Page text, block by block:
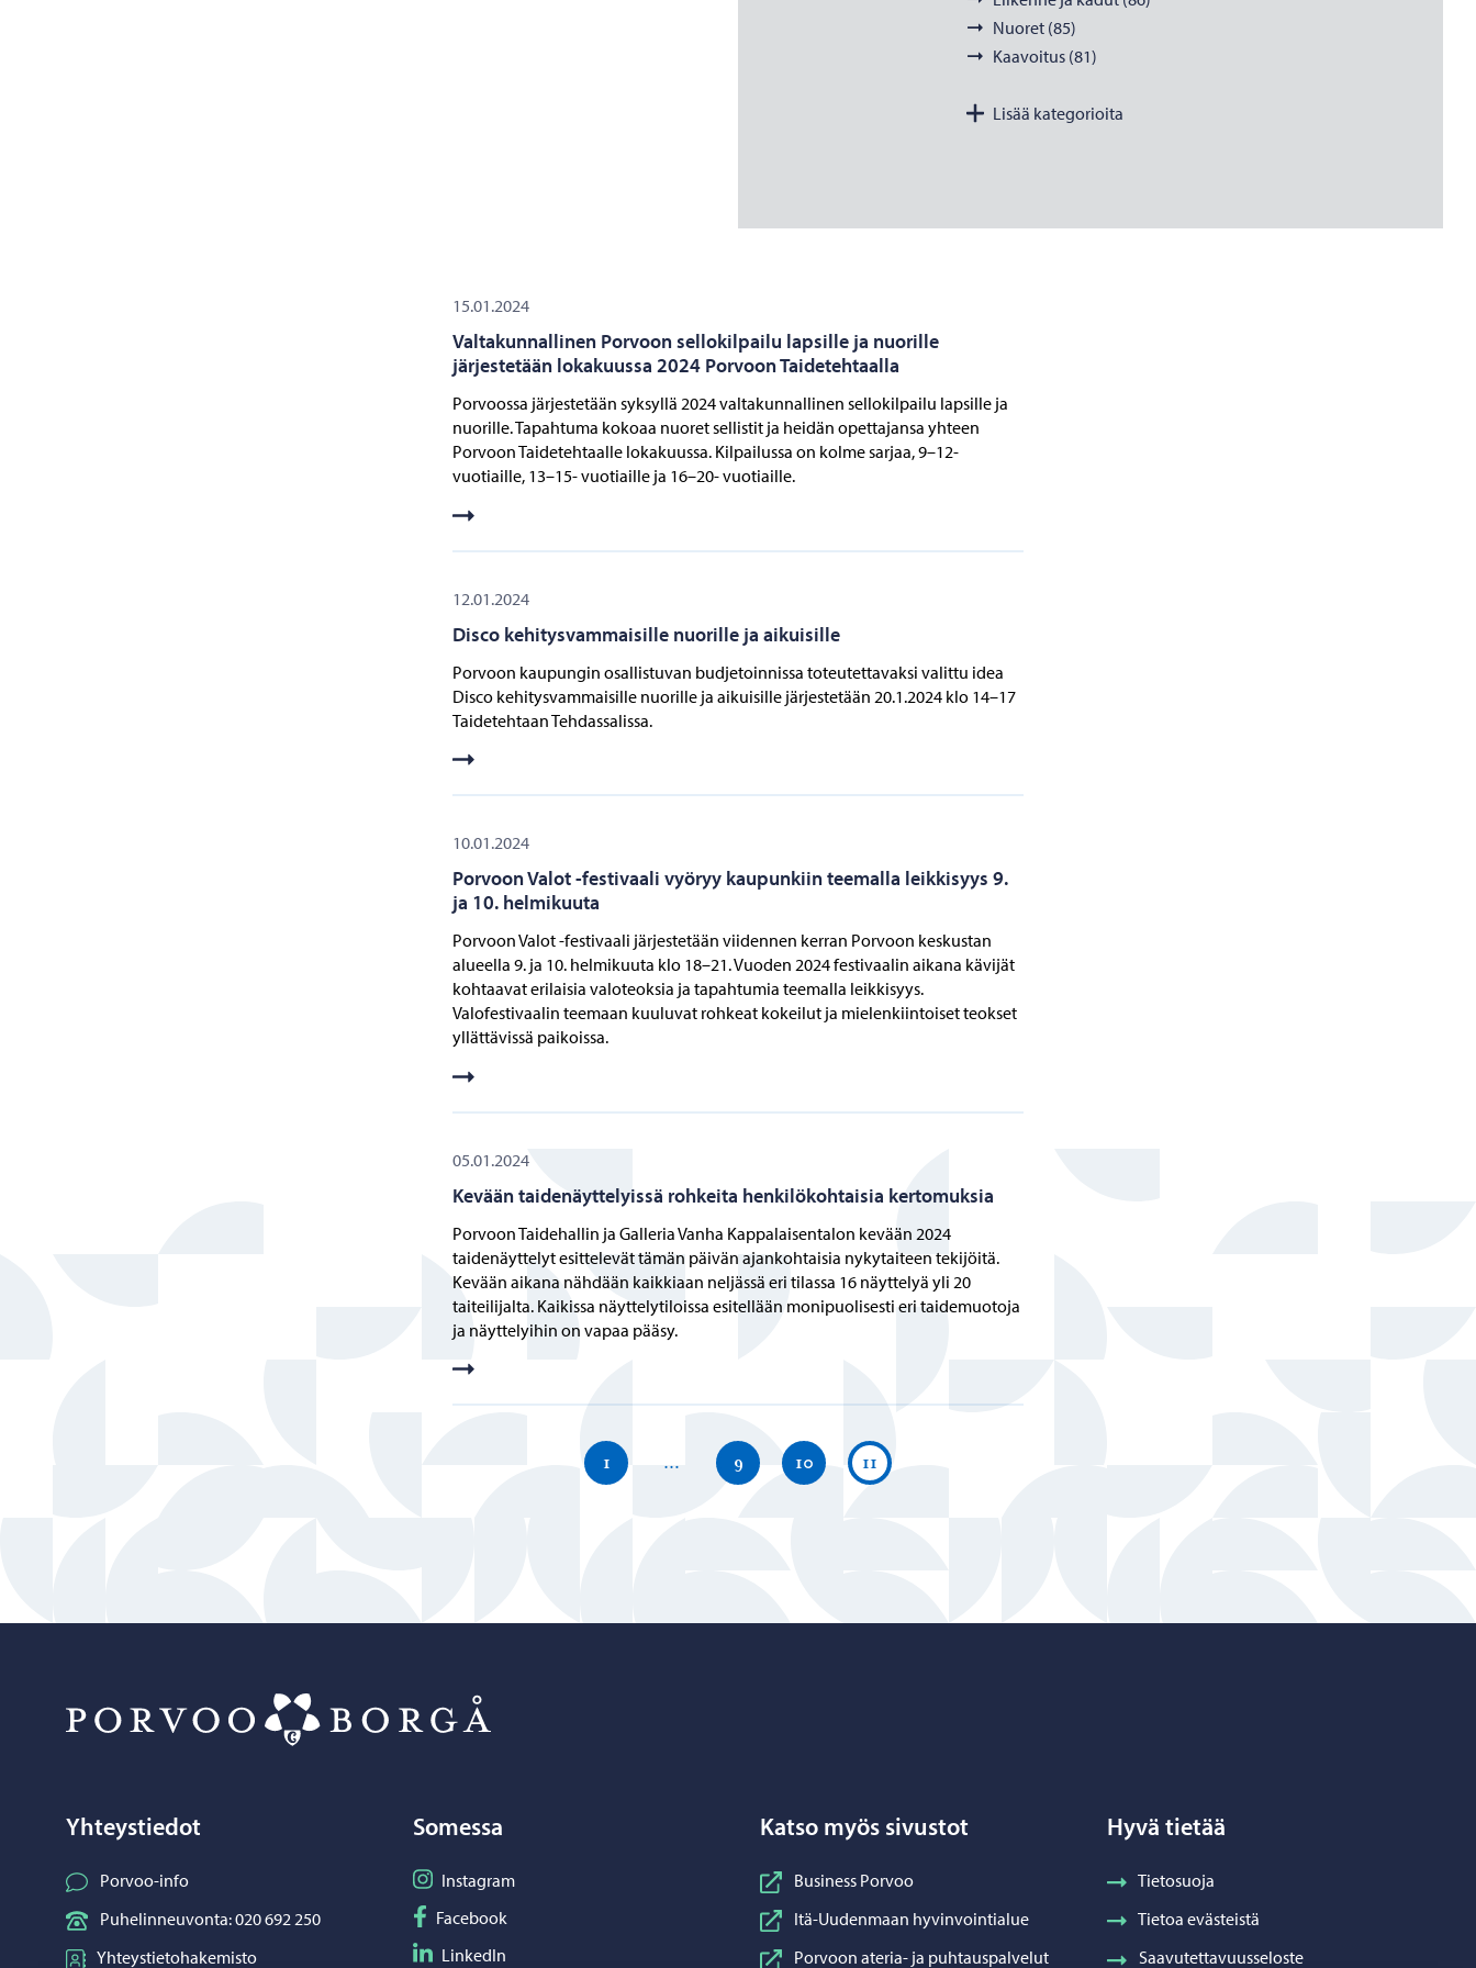
Nuoret (85)
Kaavoitus (81)
Lisää kategorioita
15.01.2024
Valtakunnallinen Porvoon sellokilpailu lapsille ja nuorille
järjestetään lokakuussa 2024 Porvoon Taidetehtaalla
Porvoossa järjestetään syksyllä 2024 valtakunnallinen sellokilpailu lapsille ja
nuorille. Tapahtuma kokoaa nuoret sellistit ja heidän opettajansa yhteen
Porvoon Taidetehtaalle lokakuussa. Kilpailussa on kolme sarjaa, 9–12-
vuotiaille, 13–15- vuotiaille ja 16–20- vuotiaille.
12.01.2024
Disco kehitysvammaisille nuorille ja aikuisille
Porvoon kaupungin osallistuvan budjetoinnissa toteutettavaksi valittu idea
Disco kehitysvammaisille nuorille ja aikuisille järjestetään 20.1.2024 klo 14–17
Taidetehtaan Tehdassalissa.
10.01.2024
Porvoon Valot -festivaali vyöryy kaupunkiin teemalla leikkisyys 9.
ja 10. helmikuuta
Porvoon Valot -festivaali järjestetään viidennen kerran Porvoon keskustan
alueella 9. ja 10. helmikuuta klo 18–21. Vuoden 2024 festivaalin aikana kävijät
kohtaavat erilaisia valoteoksia ja tapahtumia teemalla leikkisyys.
Valofestivaalin teemaan kuuluvat rohkeat kokeilut ja mielenkiintoiset teokset
yllättävissä paikoissa.
05.01.2024
Kevään taidenäyttelyissä rohkeita henkilökohtaisia kertomuksia
Porvoon Taidehallin ja Galleria Vanha Kappalaisentalon kevään 2024
taidenäyttelyt esittelevät tämän päivän ajankohtaisia nykytaiteen tekijöitä.
Kevään aikana nähdään kaikkiaan neljässä eri tilassa 16 näyttelyä yli 20
taiteilijalta. Kaikissa näyttelytiloissa esitellään monipuolisesti eri taidemuotoja
ja näyttelyihin on vapaa pääsy.
1 … 9 10 11
Yhteystiedot
Porvoo-info
Puhelinneuvonta: 020 692 250
Yhteystietohakemisto
Somessa
Seuraa Instagram
Instagram
Seuraa Facebook
Facebook
Seuraa LinkedIn
LinkedIn
Katso myös sivustot
Business Porvoo
Itä-Uudenmaan hyvinvointialue
Porvoon ateria- ja puhtauspalvelut
Hyvä tietää
Tietosuoja
Tietoa evästeistä
Saavutettavuusseloste